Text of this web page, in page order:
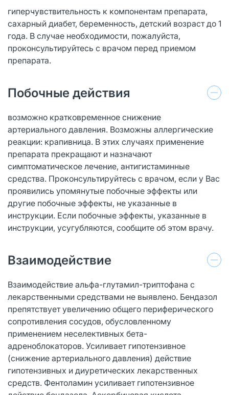
гиперчувствительность к компонентам препарата,
сахарный диабет, беременность, детский возраст до 1
года. В случае необходимости, пожалуйста,
проконсультируйтесь с врачом перед приемом
препарата.
Побочные действия
возможно кратковременное снижение
артериального давления. Возможны аллергические
реакции: крапивница. В этих случаях применение
препарата прекращают и назначают
симптоматическое лечение, антигистаминные
средства. Проконсультируйтесь с врачом, если у Вас
проявились упомянутые побочные эффекты или
другие побочные эффекты, не указанные в
инструкции. Если побочные эффекты, указанные в
инструкции, усугубляются, сообщите об этом врачу.
Взаимодействие
Взаимодействие альфа-глутамил-триптофана с
лекарственными средствами не выявлено. Бендазол
препятствует увеличению общего периферического
сопротивления сосудов, обусловленному
применением неселективных бета-
адреноблокаторов. Усиливает гипотензивное
(снижение артериального давления) действие
гипотензивных и диуретических лекарственных
средств. Фентоламин усиливает гипотензивное